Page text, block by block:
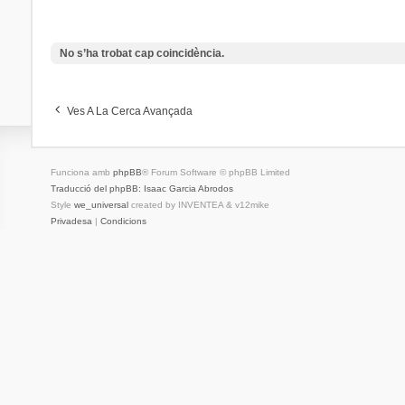
No s’ha trobat cap coincidència.
Ves A La Cerca Avançada
Funciona amb phpBB® Forum Software © phpBB Limited
Traducció del phpBB: Isaac Garcia Abrodos
Style we_universalcreated by INVENTEA & v12mike
Privadesa | Condicions